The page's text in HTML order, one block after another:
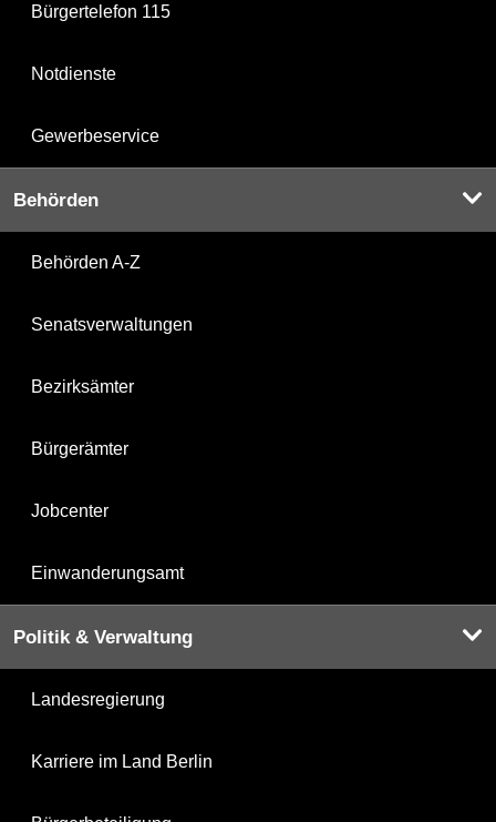
Bürgertelefon 115
Notdienste
Gewerbeservice
Behörden
Behörden A-Z
Senatsverwaltungen
Bezirksämter
Bürgerämter
Jobcenter
Einwanderungsamt
Politik & Verwaltung
Landesregierung
Karriere im Land Berlin